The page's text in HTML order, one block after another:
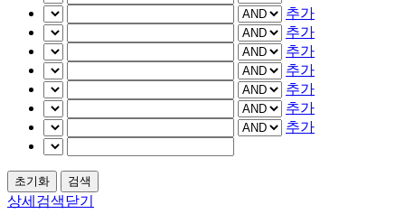
추가
추가
추가
추가
추가
추가
추가
상세검색닫기